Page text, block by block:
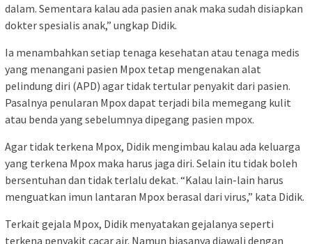
dalam. Sementara kalau ada pasien anak maka sudah disiapkan
dokter spesialis anak,” ungkap Didik.
Ia menambahkan setiap tenaga kesehatan atau tenaga medis
yang menangani pasien Mpox tetap mengenakan alat
pelindung diri (APD) agar tidak tertular penyakit dari pasien.
Pasalnya penularan Mpox dapat terjadi bila memegang kulit
atau benda yang sebelumnya dipegang pasien mpox.
Agar tidak terkena Mpox, Didik mengimbau kalau ada keluarga
yang terkena Mpox maka harus jaga diri. Selain itu tidak boleh
bersentuhan dan tidak terlalu dekat. “Kalau lain-lain harus
menguatkan imun lantaran Mpox berasal dari virus,” kata Didik.
Terkait gejala Mpox, Didik menyatakan gejalanya seperti
terkena penyakit cacar air. Namun biasanya diawali dengan